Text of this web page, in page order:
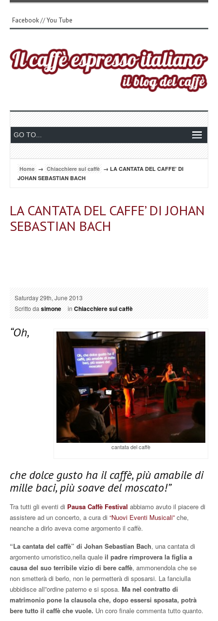
Facebook//You Tube
Home → Chiacchiere sul caffè → LA CANTATA DEL CAFFE’ DI
JOHAN SEBASTIAN BACH
LA CANTATA DEL CAFFE’ DI JOHAN
SEBASTIAN BACH
Saturday 29th, June 2013
Scritto dasimone inChiacchiere sul caffè
cantata del caffè
“Oh,
che dolce gusto ha il caffè, più amabile di
mille baci, più soave del moscato!”
Tra tutti gli eventi di Pausa Caffè Festival abbiamo avuto il piacere di
assistere ad un concerto, a cura di “Nuovi Eventi Musicali” che,
neanche a dirlo aveva come argomento il caffè.
“La cantata del caffè” di Johan Sebastian Bach, una cantata di
argomento umoristico,nella quale il padre rimprovera la figlia a
causa del suo terribile vizio di bere caffè, ammonendola che se
non smetterà di berlo, non le permetterà di sposarsi. La fanciulla
ubbidisce all”ordine paterno e si sposa. Ma nel contratto di
matrimonio pone la clausola che, dopo essersi sposata, potrà
bere tutto il caffè che vuole. Un coro finale commenta tutto quanto.